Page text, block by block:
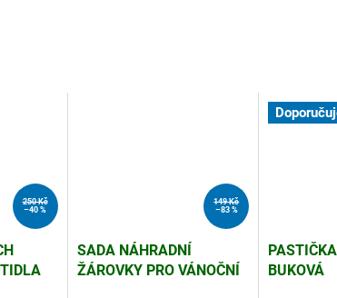
250 Kč
–40 %
149 Kč
–83 %
SADA NÁHRADNÍ
ŽÁROVKY PRO VÁNOČNÍ
BUKOVÁ